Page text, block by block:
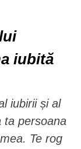
iubită
iubirii și al
ta persoana
Te rog